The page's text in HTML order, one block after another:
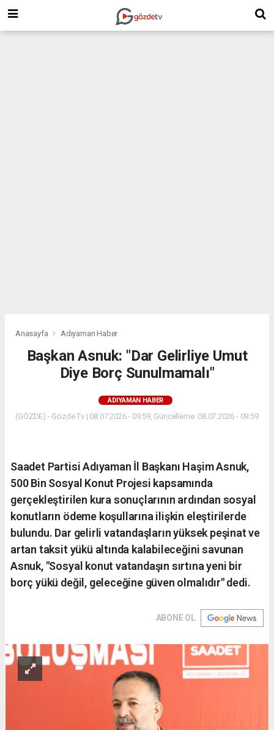
Anasayfa Adıyaman Haber
Başkan Asnuk: "Dar Gelirliye Umut
Diye Borç Sunulmamalı"
ADIYAMAN HABER
(GÖZDE) - Gözde Tv | 08.07.2026 - 09:59, Güncelleme: 08.07.2026 - 09:59
Saadet Partisi Adıyaman İl Başkanı Haşim Asnuk,
500 Bin Sosyal Konut Projesi kapsamında
gerçekleştirilen kura sonuçlarının ardından sosyal
konutların ödeme koşullarına ilişkin eleştirilerde
bulundu. Dar gelirli vatandaşların yüksek peşinat ve
artan taksit yükü altında kalabileceğini savunan
Asnuk, "Sosyal konut vatandaşın sırtına yeni bir
borç yükü değil, geleceğine güven olmalıdır" dedi.
ABONE OL